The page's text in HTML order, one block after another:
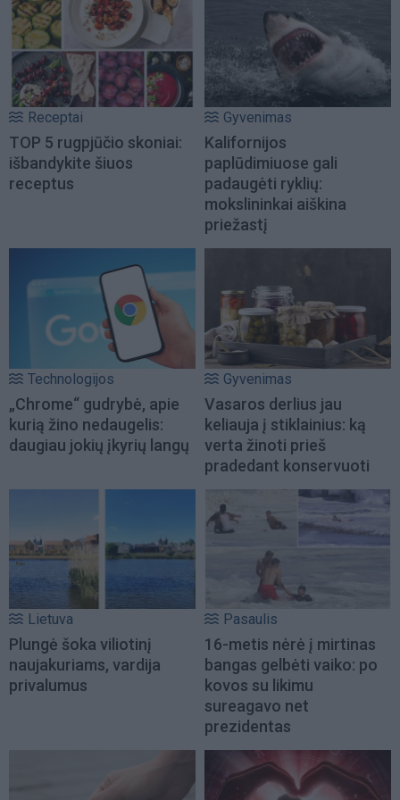
Receptai
TOP 5 rugpjūčio skoniai:
išbandykite šiuos
receptus
Gyvenimas
Kalifornijos
paplūdimiuose gali
padaugėti ryklių:
mokslininkai aiškina
priežastį
Technologijos
„Chrome“ gudrybė, apie
kurią žino nedaugelis:
daugiau jokių įkyrių langų
Gyvenimas
Vasaros derlius jau
keliauja į stiklainius: ką
verta žinoti prieš
pradedant konservuoti
Lietuva
Plungė šoka viliotinį
naujakuriams, vardija
privalumus
Pasaulis
16-metis nėrė į mirtinas
bangas gelbėti vaiko: po
kovos su likimu
sureagavo net
prezidentas